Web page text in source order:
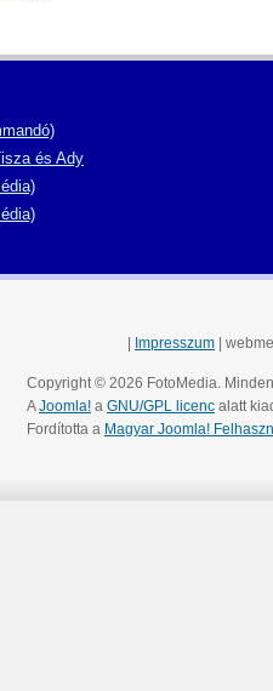
és Ady
Impresszum |
Copyright © 2026 FotoMedia.
AJoomla! a GNU/GPL licenc alatt
Fordította a Magyar Joomla!